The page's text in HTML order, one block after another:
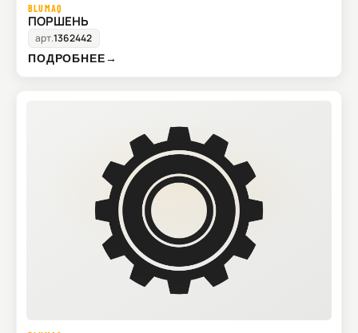
BLUMAQ
ПОРШЕНЬ
арт.1362442
ПОДРОБНЕЕ→